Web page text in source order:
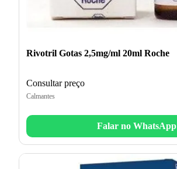
Rivotril Gotas 2,5mg/ml 20ml Roche
Consultar preço
Calmantes
Falar no WhatsApp